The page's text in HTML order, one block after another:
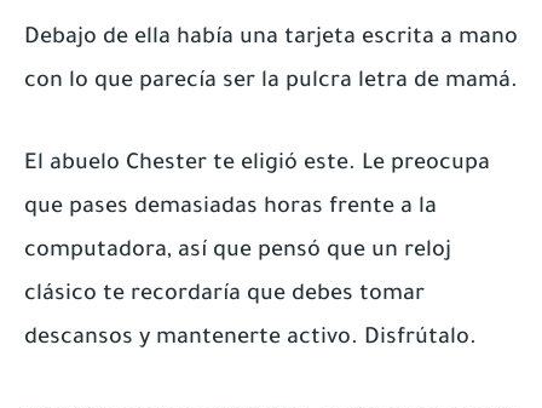
Debajo de ella había una tarjeta escrita a mano
con lo que parecía ser la pulcra letra de mamá.
El abuelo Chester te eligió este. Le preocupa
que pases demasiadas horas frente a la
computadora, así que pensó que un reloj
clásico te recordaría que debes tomar
descansos y mantenerte activo. Disfrútalo.